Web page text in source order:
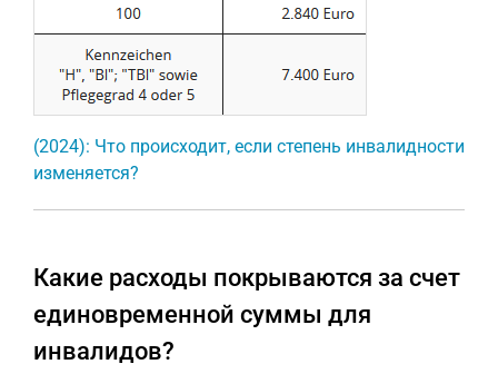
(2024): Что происходит, если степень инвалидности
изменяется?
Какие расходы покрываются за счет
единовременной суммы для
инвалидов?